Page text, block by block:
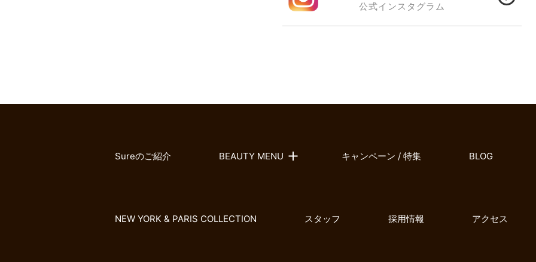
公式インスタグラム
Sureのご紹介 BEAUTY MENU キャンペーン / 特集 BLOG
NEW YORK & PARIS COLLECTION スタッフ 採用情報 アクセス